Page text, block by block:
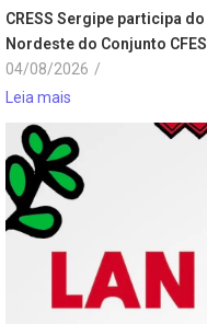
CRESS Sergipe participa
Nordeste do Conjunto
04/08/2026 /
Leia mais